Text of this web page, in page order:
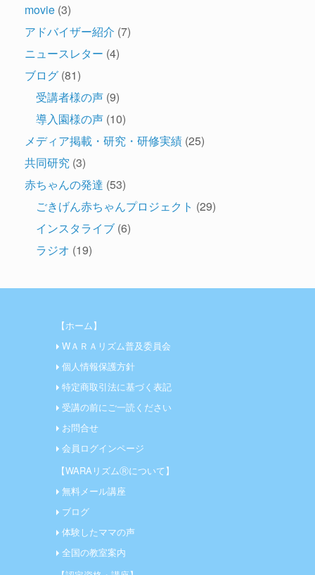
movie (3)
アドバイザー紹介 (7)
ニュースレター (4)
ブログ (81)
受講者様の声 (9)
導入園様の声 (10)
メディア掲載・研究・研修実績 (25)
共同研究 (3)
赤ちゃんの発達 (53)
ごきげん赤ちゃんプロジェクト (29)
インスタライブ (6)
ラジオ (19)
【ホーム】
WＡＲＡリズム普及委員会
個人情報保護方針
特定商取引法に基づく表記
受講の前にご一読ください
お問合せ
会員ログインページ
【WARAリズムⓇについて】
無料メール講座
ブログ
体験したママの声
全国の教室案内